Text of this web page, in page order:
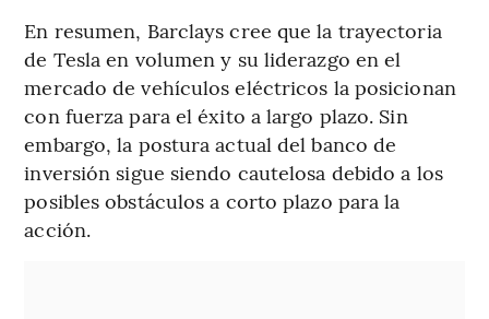
En resumen, Barclays cree que la trayectoria
de Tesla en volumen y su liderazgo en el
mercado de vehículos eléctricos la posicionan
con fuerza para el éxito a largo plazo. Sin
embargo, la postura actual del banco de
inversión sigue siendo cautelosa debido a los
posibles obstáculos a corto plazo para la
acción.